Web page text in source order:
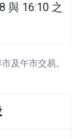
與 16:10 之
及午市交易。